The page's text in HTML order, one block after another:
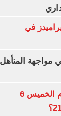
في
مواجهة المتأهل
سعر الذهب يواصل الارتفاع اليوم الخميس 6